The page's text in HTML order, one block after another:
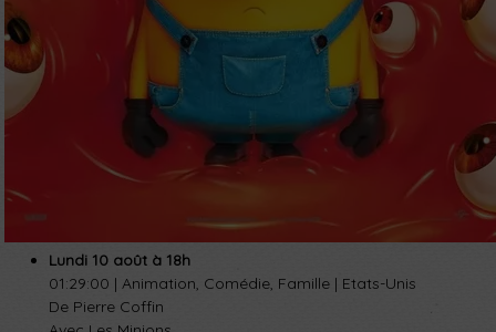
Lundi 10 août à 18h
01:29:00 | Animation, Comédie, Famille | Etats-Unis
De Pierre Coffin